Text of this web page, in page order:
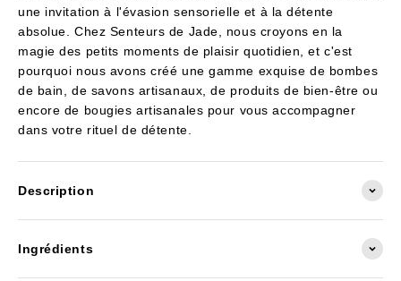
une invitation à l'évasion sensorielle et à la détente
absolue. Chez Senteurs de Jade, nous croyons en la
magie des petits moments de plaisir quotidien, et c'est
pourquoi nous avons créé une gamme exquise de bombes
de bain, de savons artisanaux, de produits de bien-être ou
encore de bougies artisanales pour vous accompagner
dans votre rituel de détente.
Description
Ingrédients